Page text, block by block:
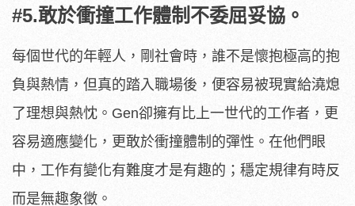
#5.敢於衝撞工作體制不委屈妥協。
每個世代的年輕人，剛社會時，誰不是懷抱極高的抱
負與熱情，但真的踏入職場後，便容易被現實給澆熄
了理想與熱忱。Gen卻擁有比上一世代的工作者，更
容易適應變化，更敢於衝撞體制的彈性。在他們眼
中，工作有變化有難度才是有趣的；穩定規律有時反
而是無趣象徵。